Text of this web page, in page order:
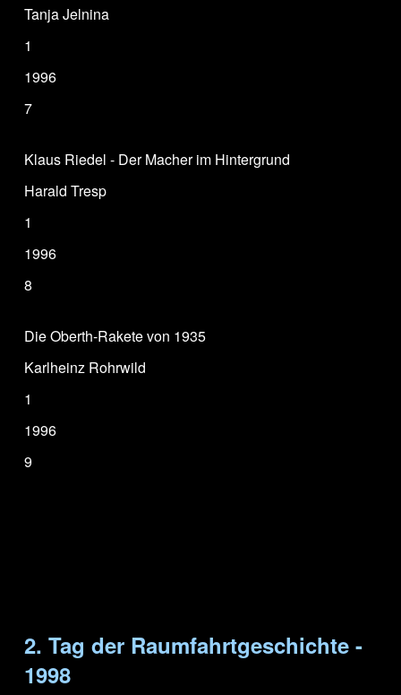
Tanja Jelnina
1
1996
7
Klaus Riedel - Der Macher im Hintergrund
Harald Tresp
1
1996
8
Die Oberth-Rakete von 1935
Karlheinz Rohrwild
1
1996
9
2. Tag der Raumfahrtgeschichte -
1998